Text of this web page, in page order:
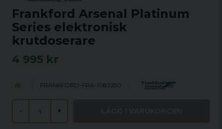
Frankford Arsenal Platinum
Series elektronisk
krutdoserare
4 995 kr
FRANKFORD-FRA-1082250
- +